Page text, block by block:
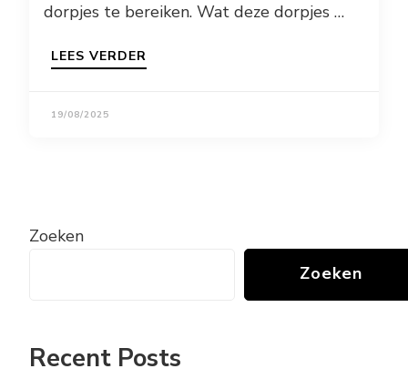
dorpjes te bereiken. Wat deze dorpjes …
LEES VERDER
19/08/2025
Zoeken
Zoeken
Recent Posts